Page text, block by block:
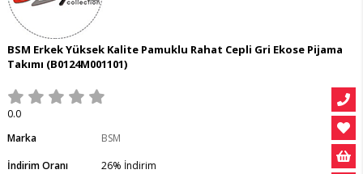
BSM Erkek Yüksek Kalite Pamuklu Rahat Cepli Gri Ekose Pijama
Takımı (B0124M001101)
0.0
Marka
BSM
İndirim Oranı
%
26
İndirim